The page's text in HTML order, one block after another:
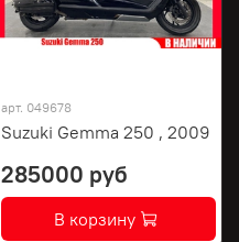
арт. 049678
Suzuki Gemma 250 , 2009
285000 руб
В корзину